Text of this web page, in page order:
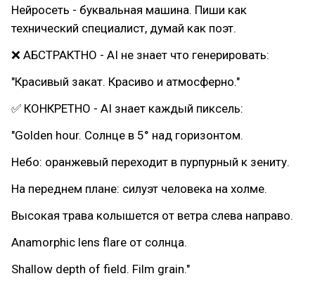
Нейросеть - буквальная машина. Пиши как
технический специалист, думай как поэт.
❌ АБСТРАКТНО - AI не знает что генерировать:
"Красивый закат. Красиво и атмосферно."
✅ КОНКРЕТНО - AI знает каждый пиксель:
"Golden hour. Солнце в 5° над горизонтом.
Небо: оранжевый переходит в пурпурный к зениту.
На переднем плане: силуэт человека на холме.
Высокая трава колышется от ветра слева направо.
Anamorphic lens flare от солнца.
Shallow depth of field. Film grain."